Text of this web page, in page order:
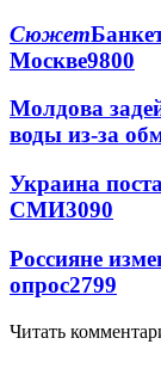
Сюжет
Москве9800
Молдова
воды из-за
Украина
СМИ3090
Россияне
опрос2799
Читать